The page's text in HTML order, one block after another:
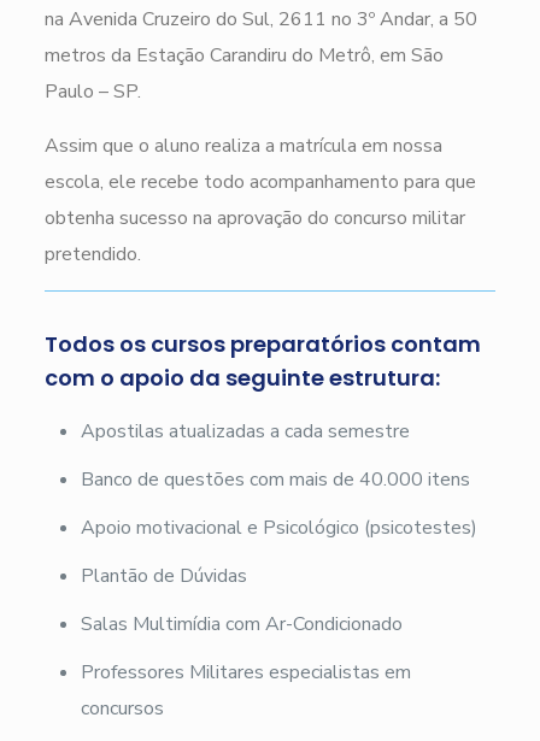
na Avenida Cruzeiro do Sul, 2611 no 3º Andar, a 50
metros da Estação Carandiru do Metrô, em São
Paulo – SP.
Assim que o aluno realiza a matrícula em nossa
escola, ele recebe todo acompanhamento para que
obtenha sucesso na aprovação do concurso militar
pretendido.
Todos os cursos preparatórios contam
com o apoio da seguinte estrutura:
Apostilas atualizadas a cada semestre
Banco de questões com mais de 40.000 itens
Apoio motivacional e Psicológico (psicotestes)
Plantão de Dúvidas
Salas Multimídia com Ar-Condicionado
Professores Militares especialistas em
concursos